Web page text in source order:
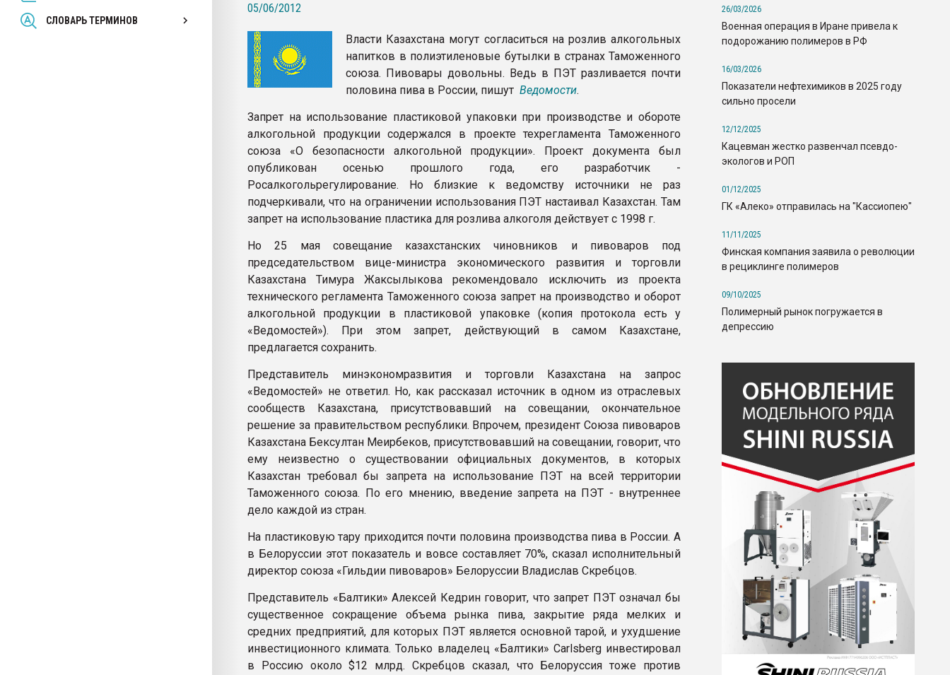
СЛОВАРЬ ТЕРМИНОВ
05/06/2012
Власти Казахстана могут согласиться на розлив алкогольных
напитков в полиэтиленовые бутылки в странах Таможенного
союза. Пивовары довольны. Ведь в ПЭТ разливается почти
половина пива в России, пишут Ведомости.
Запрет на использование пластиковой упаковки при производстве и обороте
алкогольной продукции содержался в проекте техрегламента Таможенного
союза «О безопасности алкогольной продукции». Проект документа был
опубликован осенью прошлого года, его разработчик -
Росалкогольрегулирование. Но близкие к ведомству источники не раз
подчеркивали, что на ограничении использования ПЭТ настаивал Казахстан. Там
запрет на использование пластика для розлива алкоголя действует с 1998 г.
Но 25 мая совещание казахстанских чиновников и пивоваров под
председательством вице-министра экономического развития и торговли
Казахстана Тимура Жаксылыкова рекомендовало исключить из проекта
технического регламента Таможенного союза запрет на производство и оборот
алкогольной продукции в пластиковой упаковке (копия протокола есть у
«Ведомостей»). При этом запрет, действующий в самом Казахстане,
предлагается сохранить.
Представитель минэкономразвития и торговли Казахстана на запрос
«Ведомостей» не ответил. Но, как рассказал источник в одном из отраслевых
сообществ Казахстана, присутствовавший на совещании, окончательное
решение за правительством республики. Впрочем, президент Союза пивоваров
Казахстана Бексултан Меирбеков, присутствовавший на совещании, говорит, что
ему неизвестно о существовании официальных документов, в которых
Казахстан требовал бы запрета на использование ПЭТ на всей территории
Таможенного союза. По его мнению, введение запрета на ПЭТ - внутреннее
дело каждой из стран.
На пластиковую тару приходится почти половина производства пива в России. А
в Белоруссии этот показатель и вовсе составляет 70%, сказал исполнительный
директор союза «Гильдии пивоваров» Белоруссии Владислав Скребцов.
Представитель «Балтики» Алексей Кедрин говорит, что запрет ПЭТ означал бы
существенное сокращение объема рынка пива, закрытие ряда мелких и
средних предприятий, для которых ПЭТ является основной тарой, и ухудшение
инвестиционного климата. Только владелец «Балтики» Carlsberg инвестировал
в Россию около $12 млрд. Скребцов сказал, что Белоруссия тоже против
26/03/2026
Военная операция в Иране привела к
подорожанию полимеров в РФ
16/03/2026
Показатели нефтехимиков в 2025 году
сильно просели
12/12/2025
Кацевман жестко развенчал псевдо-
экологов и РОП
01/12/2025
ГК «Алеко» отправилась на "Кассиопею"
11/11/2025
Финская компания заявила о революции
в рециклинге полимеров
09/10/2025
Полимерный рынок погружается в
депрессию